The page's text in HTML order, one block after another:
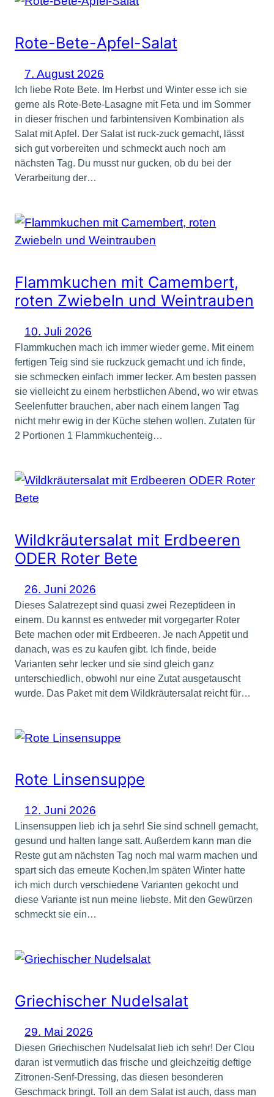
Rote-Bete-Apfel-Salat
7. August 2026
Ich liebe Rote Bete. Im Herbst und Winter esse ich sie
gerne als Rote-Bete-Lasagne mit Feta und im Sommer
in dieser frischen und farbintensiven Kombination als
Salat mit Apfel. Der Salat ist ruck-zuck gemacht, lässt
sich gut vorbereiten und schmeckt auch noch am
nächsten Tag. Du musst nur gucken, ob du bei der
Verarbeitung der…
Flammkuchen mit Camembert,
roten Zwiebeln und Weintrauben
10. Juli 2026
Flammkuchen mach ich immer wieder gerne. Mit einem
fertigen Teig sind sie ruckzuck gemacht und ich finde,
sie schmecken einfach immer lecker. Am besten passen
sie vielleicht zu einem herbstlichen Abend, wo wir etwas
Seelenfutter brauchen, aber nach einem langen Tag
nicht mehr ewig in der Küche stehen wollen. Zutaten für
2 Portionen 1 Flammkuchenteig…
Wildkräutersalat mit Erdbeeren
ODER Roter Bete
26. Juni 2026
Dieses Salatrezept sind quasi zwei Rezeptideen in
einem. Du kannst es entweder mit vorgegarter Roter
Bete machen oder mit Erdbeeren. Je nach Appetit und
danach, was es zu kaufen gibt. Ich finde, beide
Varianten sehr lecker und sie sind gleich ganz
unterschiedlich, obwohl nur eine Zutat ausgetauscht
wurde. Das Paket mit dem Wildkräutersalat reicht für…
Rote Linsensuppe
12. Juni 2026
Linsensuppen lieb ich ja sehr! Sie sind schnell gemacht,
gesund und halten lange satt. Außerdem kann man die
Reste gut am nächsten Tag noch mal warm machen und
spart sich das erneute Kochen.Im späten Winter hatte
ich mich durch verschiedene Varianten gekocht und
diese Variante ist nun meine liebste. Mit den Gewürzen
schmeckt sie ein…
Griechischer Nudelsalat
29. Mai 2026
Diesen Griechischen Nudelsalat lieb ich sehr! Der Clou
daran ist vermutlich das frische und gleichzeitig deftige
Zitronen-Senf-Dressing, das diesen besonderen
Geschmack bringt. Toll an dem Salat ist auch, dass man